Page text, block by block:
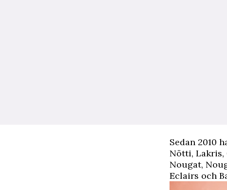
Sedan 2010
Nötti, Lakris,
Nougat,
Eclairs och